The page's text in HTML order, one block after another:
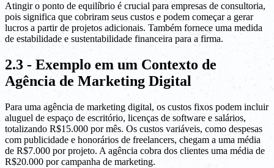
Atingir o ponto de equilíbrio é crucial para empresas de consultoria,
pois significa que cobriram seus custos e podem começar a gerar
lucros a partir de projetos adicionais. Também fornece uma medida
de estabilidade e sustentabilidade financeira para a firma.
2.3 - Exemplo em um Contexto de
Agência de Marketing Digital
Para uma agência de marketing digital, os custos fixos podem incluir
aluguel de espaço de escritório, licenças de software e salários,
totalizando R$15.000 por mês. Os custos variáveis, como despesas
com publicidade e honorários de freelancers, chegam a uma média
de R$7.000 por projeto. A agência cobra dos clientes uma média de
R$20.000 por campanha de marketing.